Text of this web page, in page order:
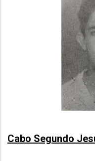
Cabo Segundo